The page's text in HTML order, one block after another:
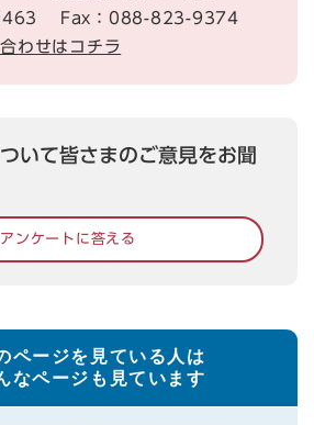
Fax：088-823-9374
わせはコチラ
いて皆さまのご意見をお聞
アンケートに答える
ページを見ている人は
なページも見ています